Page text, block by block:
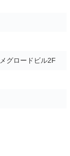
グロードビル2F